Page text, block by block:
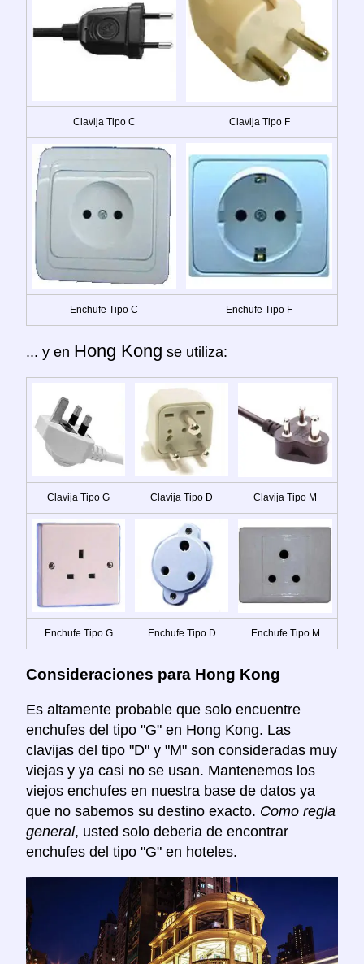
Clavija Tipo C Clavija Tipo F
Enchufe Tipo C Enchufe Tipo F
... y en Hong Kong se utiliza:
Clavija Tipo G Clavija Tipo D Clavija Tipo M
Enchufe Tipo G Enchufe Tipo D Enchufe Tipo M
Consideraciones para Hong Kong
Es altamente probable que solo encuentre
enchufes del tipo "G" en Hong Kong. Las
clavijas del tipo "D" y "M" son consideradas muy
viejas y ya casi no se usan. Mantenemos los
viejos enchufes en nuestra base de datos ya
que no sabemos su destino exacto. Como regla
general, usted solo deberia de encontrar
enchufes del tipo "G" en hoteles.